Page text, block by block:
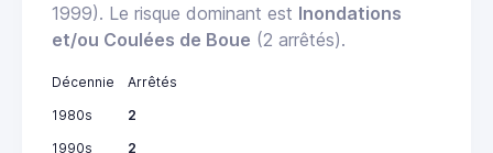
1999). Le risque dominant est Inondations
et/ou Coulées de Boue (2 arrêtés).
Décennie
Arrêtés
1980s
2
1990s
2